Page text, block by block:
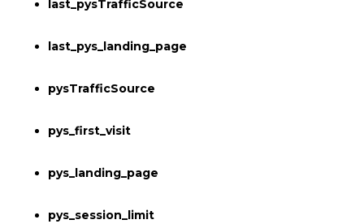
last_pysTrafficSource
last_pys_landing_page
pysTrafficSource
pys_first_visit
pys_landing_page
pys_session_limit